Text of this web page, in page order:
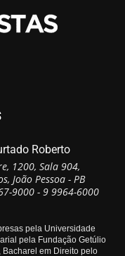
Roberto
1200, Sala 904,
João Pessoa - PB
9000 - 9 9964-6000
pela Universidade
pela Fundação Getúlio
Bacharel em Direito pelo